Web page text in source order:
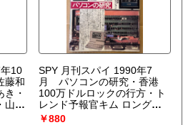
10
藤和
・
山中
SPY 月刊スパイ 1990年7
月 パソコンの研究・香港
100万ドルロックの行方・ト
レンド予報官キム ロング
他 ビジネストレンダーのた
￥880